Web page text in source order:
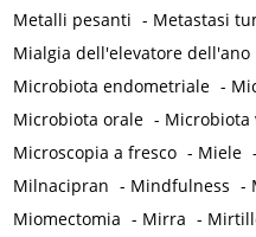
Metalli pesanti - Metastasi
Mialgia dell'elevatore dell'ano
Microbiota endometriale -
Microbiota orale - Microbiota
Microscopia a fresco - Miele -
Milnacipran - Mindfulness -
Miomectomia - Mirra -